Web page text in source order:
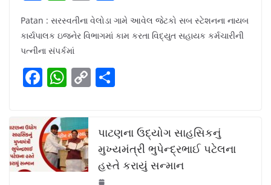
c
e
b
o
k
h
at
s
A
p
o
p
Li
n
h
ar
Patan : સરસ્વતીના વેલોડા ગામે આવેલ જેટકો સબ સ્ટેશનના નાયબ
કાર્યપાલક ઇજનેર વિભાગમાં કામ કરતા વિદ્યુત સહાયક કર્મચારીની
પત્નીના સંપર્કમાં
F
c
e
b
o
W
at
s
A
p
C
y
Li
n
e
પાટણના ઉદ્યોગ સાહસિકનું
મુખ્યમંત્રી ભુપેન્દ્રભાઈ પટેલના
હસ્તે કરાયું સન્માન